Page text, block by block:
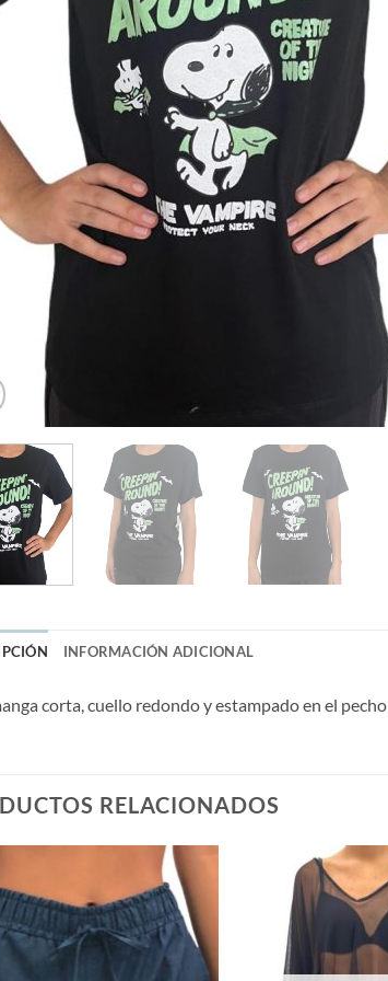
INFORMACIÓN ADICIONAL
corta, cuello redondo y estampado en el pecho
RELACIONADOS